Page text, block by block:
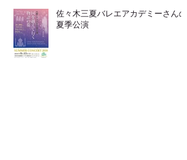
佐々木三夏バレエアカデミーさんの
夏季公演